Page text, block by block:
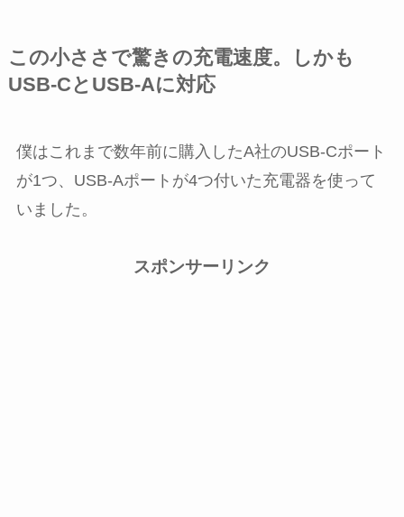
この小ささで驚きの充電速度。しかも
USB-CとUSB-Aに対応
僕はこれまで数年前に購入したA社のUSB-Cポート
が1つ、USB-Aポートが4つ付いた充電器を使って
いました。
スポンサーリンク